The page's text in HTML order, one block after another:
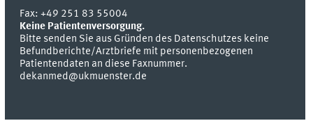
Fax:+49 251 83 55004
Keine Patientenversorgung.
Bitte senden Sie aus Gründen des Datenschutzes keine
Befundberichte/Arztbriefe mit personenbezogenen
Patientendaten an diese Faxnummer.
dekanmed@ukmuenster.de